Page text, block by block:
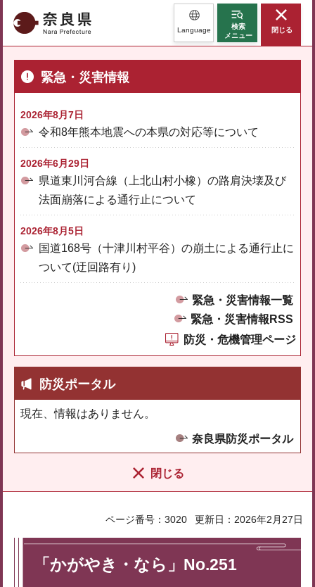
奈良県 Language
検索
メニュー
閉じる
緊急・災害情報
2026年8月7日
令和8年熊本地震への本県の対応等について
2026年6月29日
県道東川河合線（上北山村小橡）の路肩決壊及び
法面崩落による通行止について
2026年8月5日
国道168号（十津川村平谷）の崩土による通行止に
ついて(迂回路有り)
緊急・災害情報一覧
緊急・災害情報RSS
防災・危機管理ページ
防災ポータル
現在、情報はありません。
奈良県防災ポータル
閉じる
ページ番号：3020 更新日：2026年2月27日
「かがやき・なら」No.251